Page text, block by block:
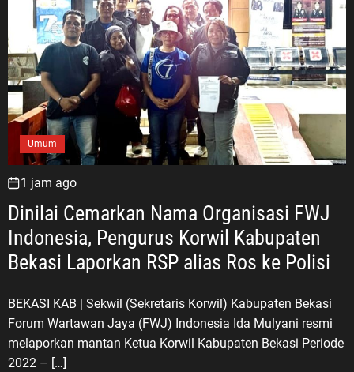
Umum
1 jam ago
Dinilai Cemarkan Nama Organisasi FWJ
Indonesia, Pengurus Korwil Kabupaten
Bekasi Laporkan RSP alias Ros ke Polisi
BEKASI KAB | Sekwil (Sekretaris Korwil) Kabupaten Bekasi
Forum Wartawan Jaya (FWJ) Indonesia Ida Mulyani resmi
melaporkan mantan Ketua Korwil Kabupaten Bekasi Periode
2022 – […]